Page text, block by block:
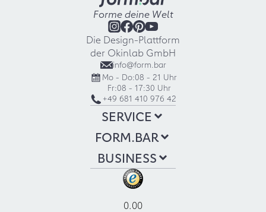
Forme deine Welt
Die Design-Plattform
der Okinlab GmbH
info@form.bar
Mo - Do:08 - 21 Uhr
Fr:08 - 17:30 Uhr
+49 681 410 976 42
SERVICE
FORM.BAR
BUSINESS
0.00